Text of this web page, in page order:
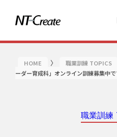
HOME 〉 職業訓練 TOPICS
ーダー育成科」オンライン訓練募集中で
職業訓練